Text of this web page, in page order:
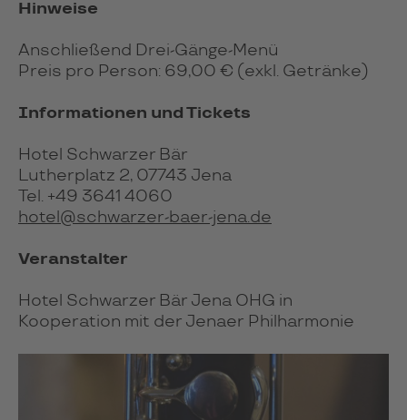
Hinweise
Anschließend Drei-Gänge-Menü
Preis pro Person: 69,00 € (exkl. Getränke)
Informationen und Tickets
Hotel Schwarzer Bär
Lutherplatz 2, 07743 Jena
Tel. +49 3641 4060
hotel@schwarzer-baer-jena.de
Veranstalter
Hotel Schwarzer Bär Jena OHG in
Kooperation mit der Jenaer Philharmonie